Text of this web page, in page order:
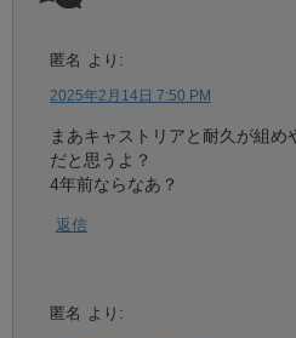
匿名 より:
2025年2月14日 7:50 PM
まあキャストリアと耐久が組め
だと思うよ？
4年前ならなあ？
返信
匿名 より: